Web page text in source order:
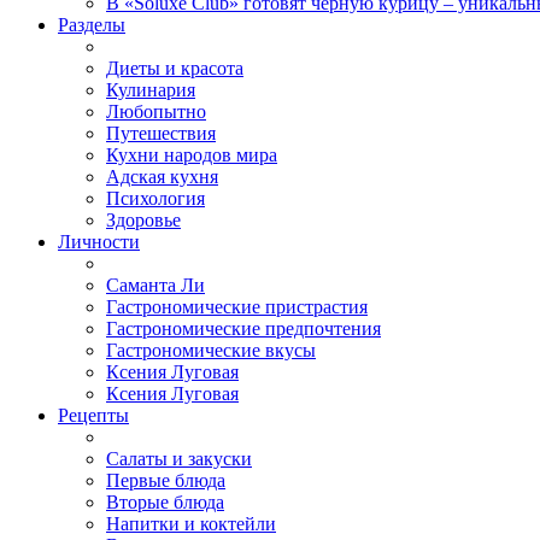
Разделы
Диеты и красота
Кулинария
Любопытно
Путешествия
Кухни народов мира
Адская кухня
Психология
Здоровье
Личности
Саманта Ли
Гастрономические пристрастия
Гастрономические предпочтения
Гастрономические вкусы
Ксения Луговая
Ксения Луговая
Рецепты
Салаты и закуски
Первые блюда
Вторые блюда
Напитки и коктейли